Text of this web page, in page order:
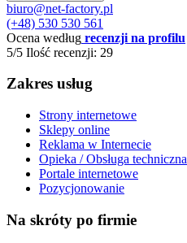
biuro@net-factory.pl
(+48) 530 530 561
Ocena według recenzji na profilu
5/5 Ilość recenzji: 29
Zakres usług
Strony internetowe
Sklepy online
Reklama w Internecie
Opieka / Obsługa techniczna
Portale internetowe
Pozycjonowanie
Na skróty po firmie